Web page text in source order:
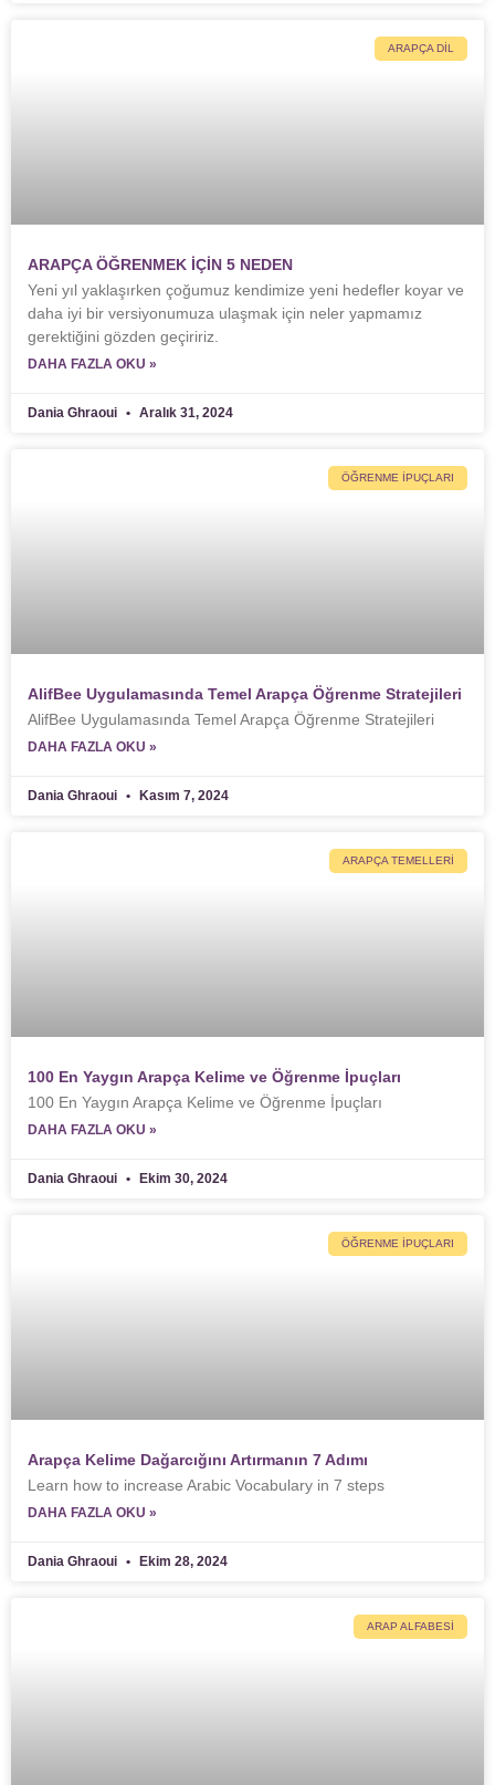
ARAPÇA DIL
ARAPÇA ÖĞRENMEK İÇİN 5 NEDEN
Yeni yıl yaklaşırken çoğumuz kendimize yeni hedefler koyar ve
daha iyi bir versiyonumuza ulaşmak için neler yapmamız
gerektiğini gözden geçiririz.
DAHA FAZLA OKU »
Dania Ghraoui Aralık 31, 2024
ÖĞRENME İPUÇLARI
AlifBee Uygulamasında Temel Arapça Öğrenme Stratejileri
AlifBee Uygulamasında Temel Arapça Öğrenme Stratejileri
DAHA FAZLA OKU »
Dania Ghraoui Kasım 7, 2024
ARAPÇA TEMELLERI
100 En Yaygın Arapça Kelime ve Öğrenme İpuçları
100 En Yaygın Arapça Kelime ve Öğrenme İpuçları
DAHA FAZLA OKU »
Dania Ghraoui Ekim 30, 2024
ÖĞRENME İPUÇLARI
Arapça Kelime Dağarcığını Artırmanın 7 Adımı
Learn how to increase Arabic Vocabulary in 7 steps
DAHA FAZLA OKU »
Dania Ghraoui Ekim 28, 2024
ARAP ALFABESI